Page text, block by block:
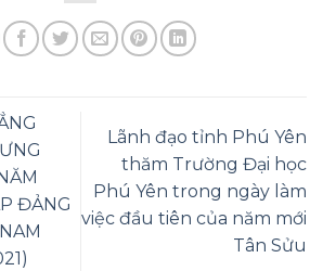
ĐẢNG
Lãnh đạo tỉnh Phú Yên
thăm Trường Đại học
Phú Yên trong ngày làm
việc đầu tiên của năm mới
Tân Sửu